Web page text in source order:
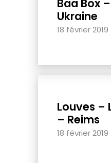
Baa Box
Ukraine
18 février 2019
Louves –
– Reims
18 février 2019